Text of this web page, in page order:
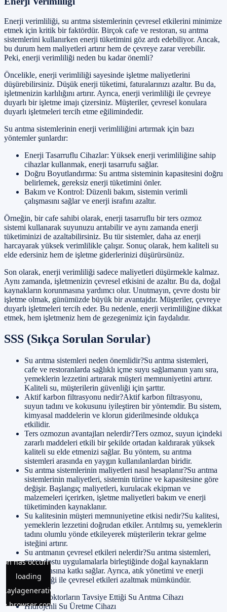
Enerji verimliliği, su arıtma sistemlerinin çevresel etkilerini minimize
etmek için kritik bir faktördür. Birçok cafe ve restoran, su arıtma
sistemlerini kullanırken enerji tüketimini göz ardı edebiliyor. Ancak,
bu durum hem maliyetleri artırır hem de çevreye zarar verebilir.
Peki, enerji verimliliği neden bu kadar önemli?
Öncelikle, enerji verimliliği sayesinde işletme maliyetlerini
düşürebilirsiniz. Düşük enerji tüketimi, faturalarınızı azaltır. Bu da,
işletmenizin karlılığını artırır. Ayrıca, enerji verimliliği ile çevreye
duyarlı bir işletme imajı çizersiniz. Müşteriler, çevresel konulara
duyarlı işletmeleri tercih etme eğilimindedir.
Su arıtma sistemlerinin enerji verimliliğini artırmak için bazı
yöntemler şunlardır:
Enerji Tasarruflu Cihazlar: Yüksek enerji verimliliğine sahip
cihazlar kullanmak, enerji tasarrufu sağlar.
Doğru Boyutlandırma: Su arıtma sisteminin kapasitesini doğru
belirlemek, gereksiz enerji tüketimini önler.
Bakım ve Kontrol: Düzenli bakım, sistemin verimli
çalışmasını sağlar ve enerji israfını azaltır.
Örneğin, bir cafe sahibi olarak, enerji tasarruflu bir ters ozmoz
sistemi kullanarak suyunuzu arıtabilir ve aynı zamanda enerji
tüketiminizi de azaltabilirsiniz. Bu tür sistemler, daha az enerji
harcayarak yüksek verimlilikle çalışır. Sonuç olarak, hem kaliteli su
elde edersiniz hem de işletme giderlerinizi düşürürsünüz.
Son olarak, enerji verimliliği sadece maliyetleri düşürmekle kalmaz.
Aynı zamanda, işletmenizin çevresel etkisini de azaltır. Bu da, doğal
kaynakların korunmasına yardımcı olur. Unutmayın, çevre dostu bir
işletme olmak, günümüzde büyük bir avantajdır. Müşteriler, çevreye
duyarlı işletmeleri tercih eder. Bu nedenle, enerji verimliliğine dikkat
etmek, hem işletmeniz hem de gezegenimiz için faydalıdır.
SSS (Sıkça Sorulan Sorular)
Su arıtma sistemleri neden önemlidir?Su arıtma sistemleri,
cafe ve restoranlarda sağlıklı içme suyu sağlamanın yanı sıra,
yemeklerin lezzetini artırarak müşteri memnuniyetini artırır.
Kaliteli su, müşterilerin güvenliği için şarttır.
Aktif karbon filtrasyonu nedir?Aktif karbon filtrasyonu,
suyun tadını ve kokusunu iyileştiren bir yöntemdir. Bu sistem,
kimyasal maddelerin ve klorun giderilmesinde oldukça
etkilidir.
Ters ozmozun avantajları nelerdir?Ters ozmoz, suyun içindeki
zararlı maddeleri etkili bir şekilde ortadan kaldırarak yüksek
kaliteli su elde etmenizi sağlar. Bu yöntem, su arıtma
sistemleri arasında en yaygın kullanılanlardan biridir.
Su arıtma sistemlerinin maliyetleri nasıl hesaplanır?Su arıtma
sistemlerinin maliyetleri, sistemin türüne ve kapasitesine göre
değişir. Başlangıç maliyetleri, kurulacak ekipman ve
malzemeleri içerirken, işletme maliyetleri bakım ve enerji
tüketiminden kaynaklanır.
Su kalitesinin müşteri memnuniyetine etkisi nedir?Su kalitesi,
yemeklerin lezzetini doğrudan etkiler. Arıtılmış su, yemeklerin
tadını olumlu yönde etkileyerek müşterilerin tekrar gelme
isteğini artırır.
Su arıtmanın çevresel etkileri nelerdir?Su arıtma sistemleri,
çevre dostu uygulamalarla birleştiğinde doğal kaynakların
korunmasına katkı sağlar. Ayrıca, atık yönetimi ve enerji
verimliliği ile çevresel etkileri azaltmak mümkündür.
İzmir Doktorların Tavsiye Ettiği Su Arıtma Cihazı
Hidrojenli Su Üretme Cihazı